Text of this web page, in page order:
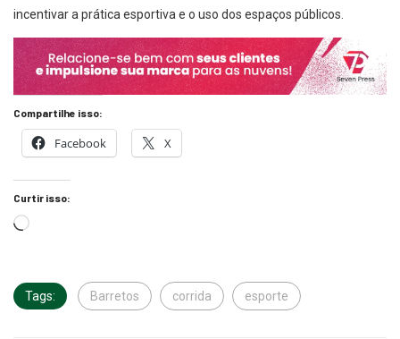
incentivar a prática esportiva e o uso dos espaços públicos.
Compartilhe isso:
Facebook X
Curtir isso:
Tags: Barretos corrida esporte